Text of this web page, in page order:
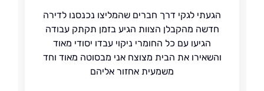
הגעתי לגקי דרך חברים שהמליצו נכנסנו לדירה
חדשה מהקבלן הצוות הגיע בזמן תקתק עבודה
הגיעו עם כל החומרי ניקוי עבדו יסודי מאוד
והשאירו את הבית מצוצח אני מבסוטה מאוד וחד
משמעית אחזור אליהם